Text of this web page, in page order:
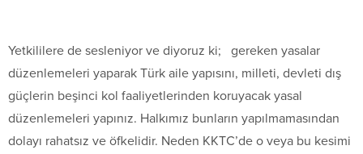
Yetkililere de sesleniyor ve diyoruz ki; gereken yasalar
düzenlemeleri yaparak Türk aile yapısını, milleti, devleti dış
güçlerin beşinci kol faaliyetlerinden koruyacak yasal
düzenlemeleri yapınız. Halkımız bunların yapılmamasından
dolayı rahatsız ve öfkelidir. Neden KKTC’de o veya bu kesimi